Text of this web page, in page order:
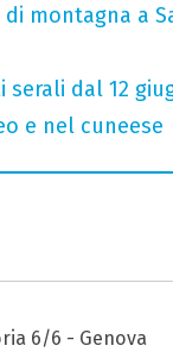
montagna a
serali dal 12
e nel cuneese
6/6 - Genova